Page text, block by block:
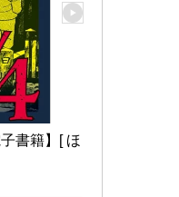
書籍】[ ほ